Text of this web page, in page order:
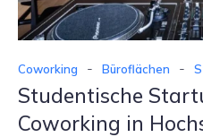
Coworking - Büroflächen -
Studentische
Coworking in